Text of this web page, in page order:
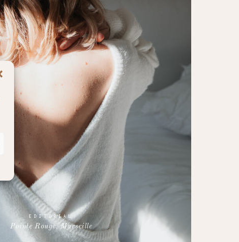
EDITORIAL
Pointe Rouge, Marseille